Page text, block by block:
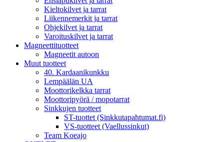
Kieltokilvet ja tarrat
Liikennemerkit ja tarrat
Ohjekilvet ja tarrat
Varoituskilvet ja tarrat
Magneettituotteet
Magneetit autoon
Muut tuotteet
40. Kardaanikunkku
Lempäälän UA
Moottorikelkka tarrat
Moottoripyörä / mopotarrat
Sinkkujen tuotteet
ST-tuottet (Sinkkutapahtumat.fi)
VS-tuotteet (Vaellussinkut)
Team Koeajo